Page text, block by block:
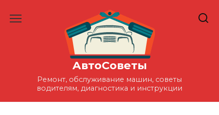
АвтоСоветы
Ремонт, обслуживание машин, советы
водителям, диагностика и инструкции